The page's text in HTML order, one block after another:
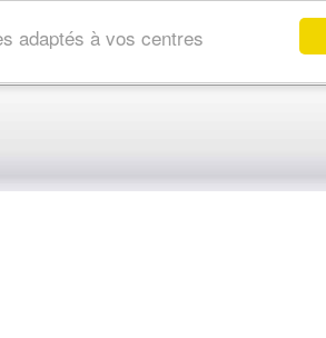
adaptés à vos centres